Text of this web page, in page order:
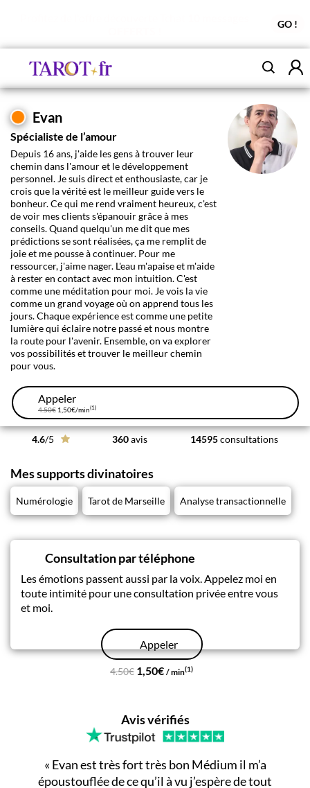
GO !
Evan
Spécialiste de l’amour
Depuis 16 ans, j'aide les gens à trouver leur
chemin dans l'amour et le développement
personnel. Je suis direct et enthousiaste, car je
crois que la vérité est le meilleur guide vers le
bonheur. Ce qui me rend vraiment heureux, c'est
de voir mes clients s'épanouir grâce à mes
conseils. Quand quelqu'un me dit que mes
prédictions se sont réalisées, ça me remplit de
joie et me pousse à continuer. Pour me
ressourcer, j'aime nager. L'eau m'apaise et m'aide
à rester en contact avec mon intuition. C'est
comme une méditation pour moi. Je vois la vie
comme un grand voyage où on apprend tous les
jours. Chaque expérience est comme une petite
lumière qui éclaire notre passé et nous montre
la route pour l'avenir. Ensemble, on va explorer
vos possibilités et trouver le meilleur chemin
pour vous.
Appeler
4.50€1,50€/min(1)
4.6/5 360avis 14595consultations
Mes supports divinatoires
Numérologie Tarot de Marseille Analyse transactionnelle
Consultation par téléphone
Les émotions passent aussi par la voix. Appelez moi en
toute intimité pour une consultation privée entre vous
et moi.
Appeler
4.50€ 1,50€ / min(1)
Avis vérifiés
« Evan est très fort très bon Médium il m’a
époustouflée de ce qu’il à vu j’espère de tout